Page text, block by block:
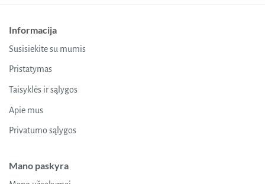
Informacija
Susisiekite su mumis
Pristatymas
Taisyklės ir sąlygos
Apie mus
Privatumo sąlygos
Mano paskyra